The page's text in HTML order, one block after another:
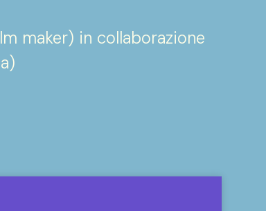
maker) in collaborazione